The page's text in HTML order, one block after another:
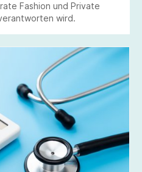
Fashion und Private
wird.